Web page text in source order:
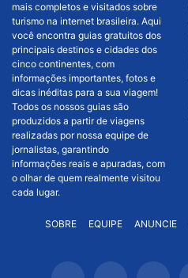
mais completos e visitados sobre
turismo na internet brasileira. Aqui
você encontra guias gratuitos dos
principais destinos e cidades dos
cinco continentes, com
informações importantes, fotos e
dicas inéditas para a sua viagem!
Todos os nossos guias são
produzidos a partir de viagens
realizadas por nossa equipe de
jornalistas, garantindo
informações reais e apuradas, com
o olhar de quem realmente visitou
cada lugar.
SOBRE EQUIPE ANUNCIE